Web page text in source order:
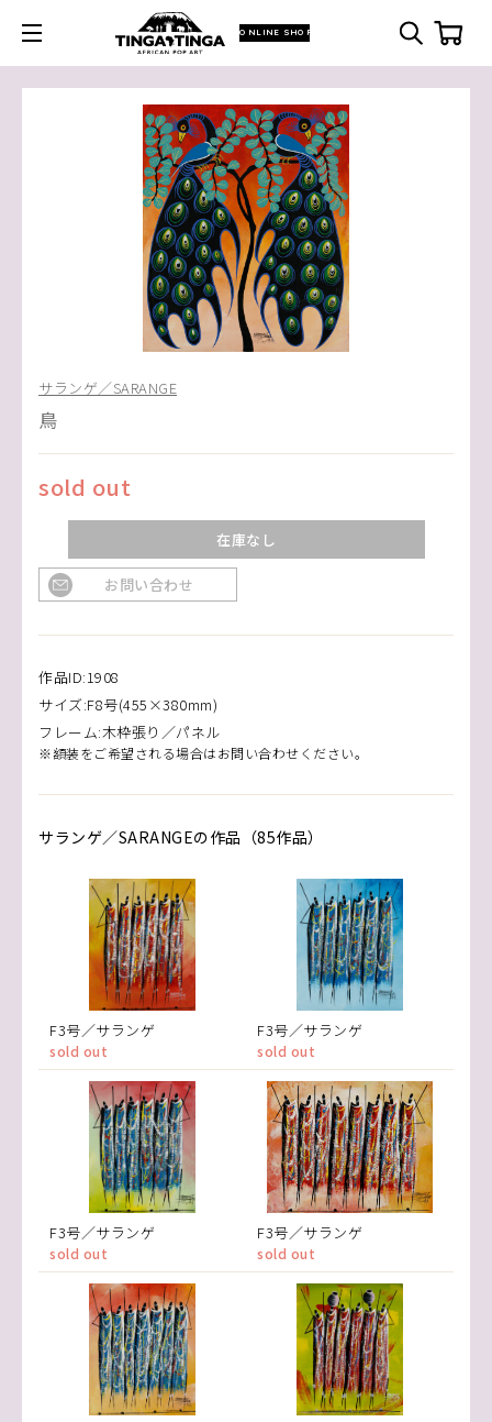
ONLINE SHOP
サランゲ／SARANGE
鳥
sold out
在庫なし
お問い合わせ
作品ID:1908
サイズ:F8号(455×380mm)
フレーム:木枠張り／パネル
※額装をご希望される場合はお問い合わせください。
サランゲ／SARANGEの作品（85作品）
F3号／サランゲ
sold out
F3号／サランゲ
sold out
F3号／サランゲ
sold out
F3号／サランゲ
sold out